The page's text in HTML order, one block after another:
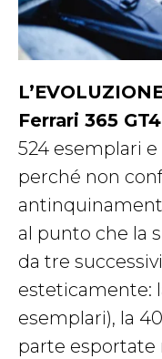
Ferrari 365
524 esemplari
perché non
al punto che la
da tre
esteticamente:
esemplari), la
parte esportate